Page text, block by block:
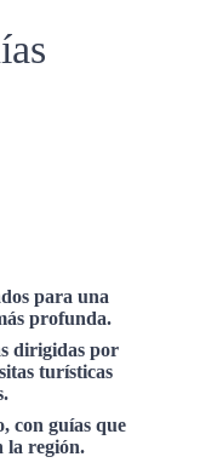
para una
profunda.
dirigidas por
turísticas
con guías que
la región.